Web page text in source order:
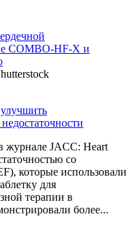
журнале JACC: Heart
со
которые использовали
для
терапии в
более...